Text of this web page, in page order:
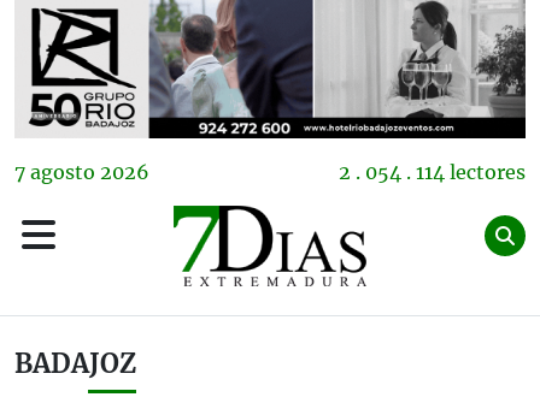
7 agosto 2026 2 . 054 . 114 lectores
BADAJOZ